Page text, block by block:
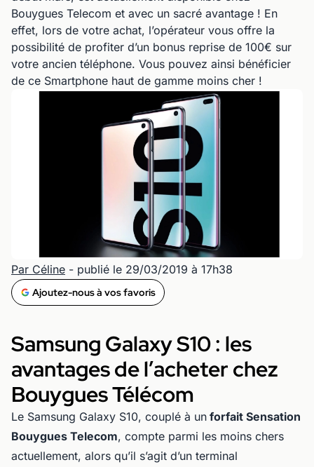
Bouygues Telecom et avec un sacré avantage ! En
effet, lors de votre achat, l’opérateur vous offre la
possibilité de profiter d’un bonus reprise de 100€ sur
votre ancien téléphone. Vous pouvez ainsi bénéficier
de ce Smartphone haut de gamme moins cher !
Par Céline - publié le 29/03/2019 à 17h38
Ajoutez-nous à vos favoris
Samsung Galaxy S10 : les
avantages de l’acheter chez
Bouygues Télécom
Le Samsung Galaxy S10, couplé à un forfait Sensation
Bouygues Telecom, compte parmi les moins chers
actuellement, alors qu’il s’agit d’un terminal